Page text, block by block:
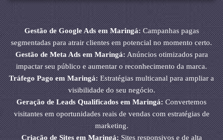
Gestão de Google Ads em Maringá:Campanhas pagas
segmentadas para atrair clientes em potencial no momento certo.
Gestão de Meta Ads em Maringá:Anúncios otimizados para
impactar seu público e aumentar o reconhecimento da marca.
Tráfego Pago em Maringá:Estratégias multicanal para ampliar a
visibilidade do seu negócio.
Geração de Leads Qualificados em Maringá:Convertemos
visitantes em oportunidades reais de vendas com estratégias de
marketing.
Criação de Sites em Maringá:Sites responsivos e de alta